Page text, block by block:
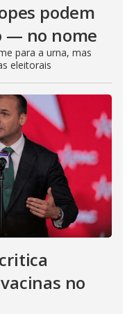
podem
— no nome
para a urna, mas
eleitorais
no